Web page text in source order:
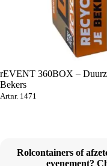
rEVENT 360BOX –
Bekers
Artnr. 1471
Rolcontainers of
evenement?